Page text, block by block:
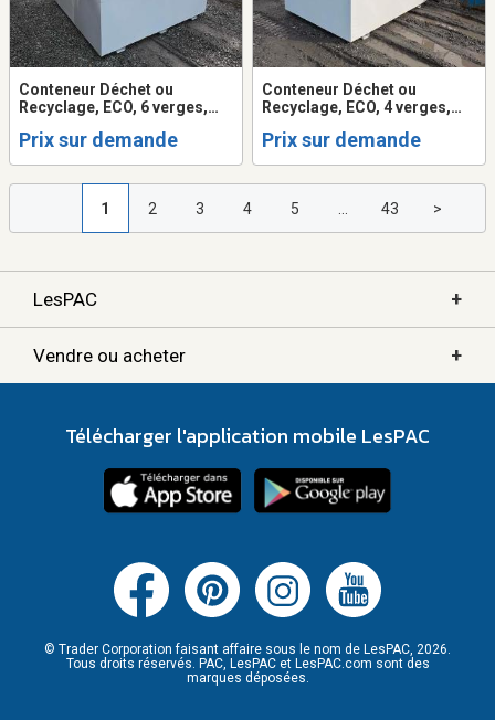
Conteneur Déchet ou
Recyclage, ECO, 6 verges,
Prix sur demande
Conteneur Déchet ou
Recyclage, ECO, 4 verges,
Prix sur demande
1 2 3 4 5 43 >
LesPAC +
Vendre ou acheter +
Télécharger l'application mobile LesPAC
© Trader Corporation faisant affaire sous le nom de LesPAC, 2026.
Tous droits réservés. PAC, LesPAC et LesPAC.com sont des
marques déposées.